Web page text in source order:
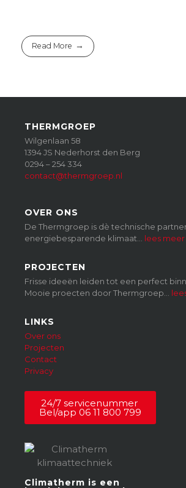
Read More
THERMGROEP
Wilgenlaan 58
1394 JS Nederhorst den Berg
0294 – 254 334
contact@thermgroep.nl
OVER ONS
De Thermgroep is dè technische
energiebesparende klimaat… lees meer
PROJECTEN
Frisse ideeën leiden tot een perfect
Mooie proecten door Thermgroep…
LINKS
Over ons
Projecten
Contact
Privacy
24/7 servicenummer
Bel/app 06 11 800 799
Climatherm is een